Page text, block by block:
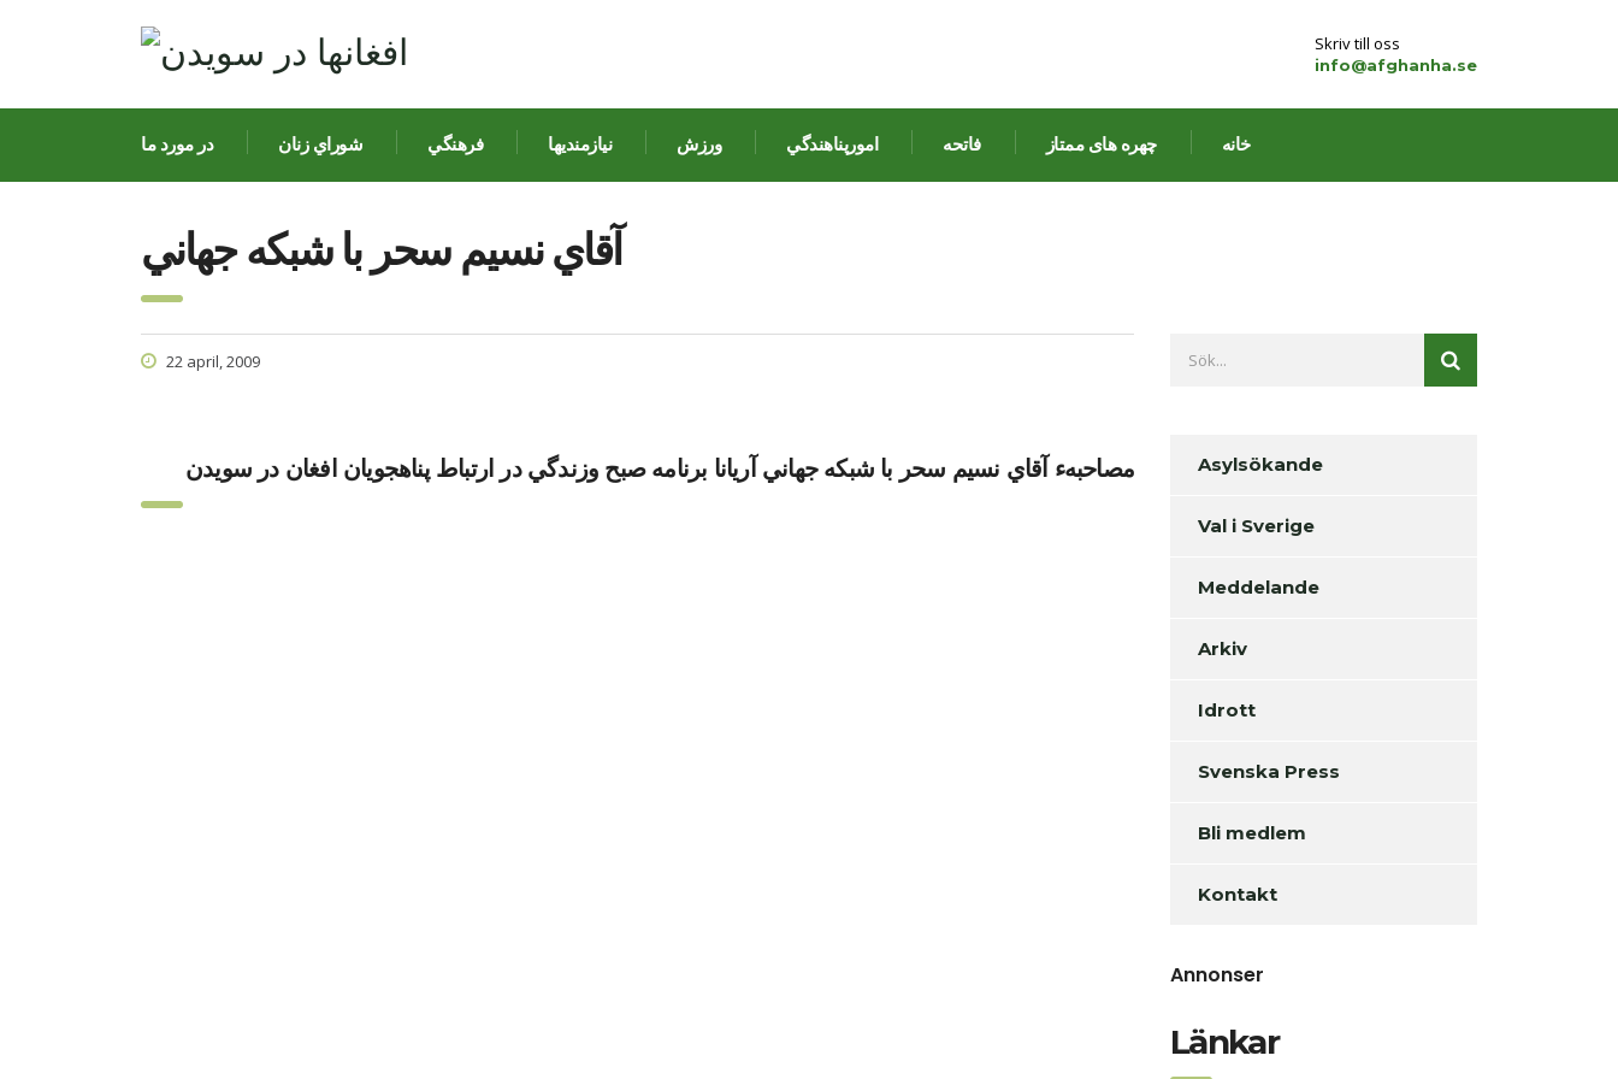
Skriv till oss
info@afghanha.se
در مورد ما شوراي زنان فرهنگي نيازمنديها ورزش امورپناهندگي فاتحه چهره های ممتاز خانه
آقاي نسيم سحر با شبکه جهاني
22 april, 2009
مصاحبهء آقاي نسيم سحر با شبکه جهاني آريانا برنامه صبح وزندگي در ارتباط پناهجويان افغان در سويدن Asylsökande
Val i Sverige
Meddelande
Arkiv
Idrott
Svenska Press
Bli medlem
Kontakt
Annonser
Länkar